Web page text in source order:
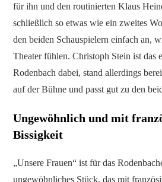
für ihn und den routinierten Klaus
schließlich so etwas wie ein zweites
den beiden Schauspielern einfach an,
Theater fühlen. Christoph Stein ist das
Rodenbach dabei, stand allerdings
auf der Bühne und passt gut zu den
Ungewöhnlich und mit
Bissigkeit
„Unsere Frauen“ ist für das
ungewöhnliches Stück, das mit